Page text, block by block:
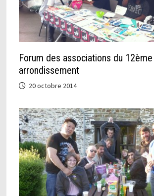
Forum des associations du 12ème
arrondissement
20 octobre 2014